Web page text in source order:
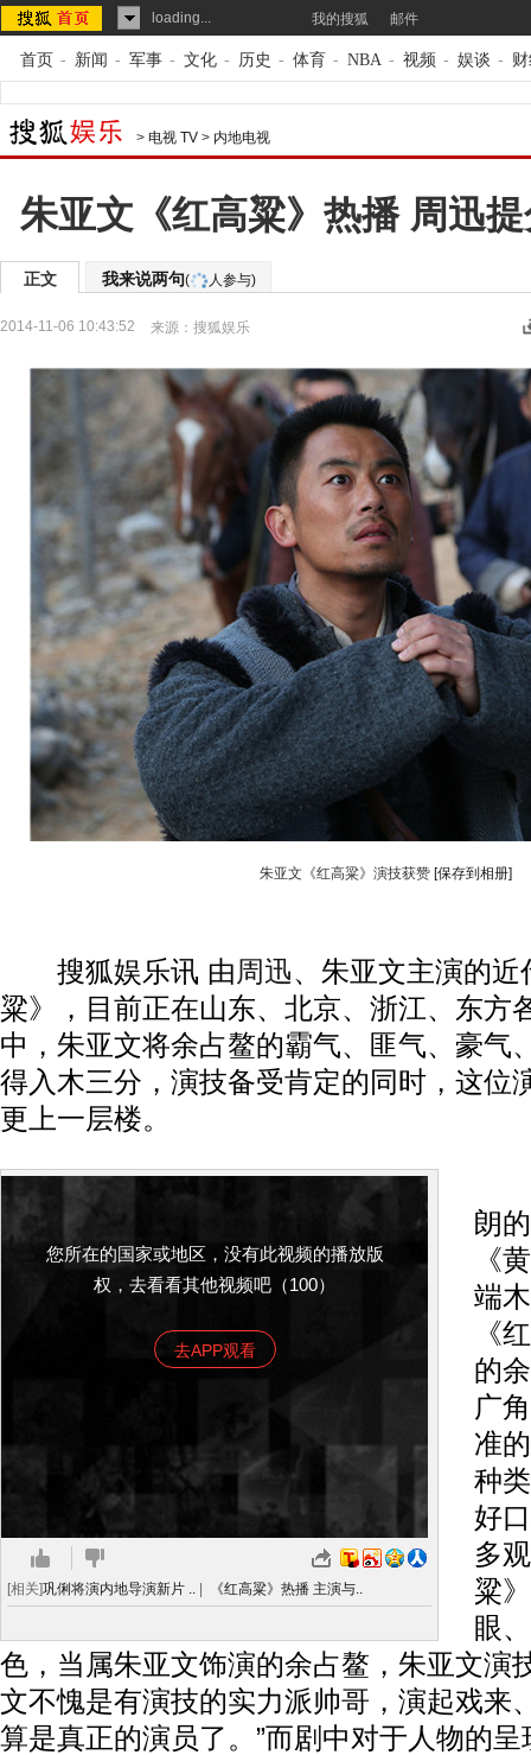
loading... 我的搜狐 邮件
首页 - 新闻 - 军事 - 文化 - 历史 - 体育 - NBA - 视频 - 娱谈 -
> 电视 TV > 内地电视
朱亚文《红高粱》热播 周迅
正文 我来说两句( 人参与)
2014-11-06 10:43:52 来源： 搜狐娱乐
朱亚文《红高粱》演技获赞 [保存到相册]
搜狐娱乐讯 由周迅、朱亚文主演的
粱》，目前正在山东、北京、浙江、东方
中，朱亚文将余占鳌的霸气、匪气、豪气
得入木三分，演技备受肯定的同时，这位
更上一层楼。
您所在的国家或地区，没有此视频的播放版
权，去看看其他视频吧（100）
去APP观看
[相关]巩俐将演内地导演新片 .. 《红高粱》热播 主演与..
朗
《
端
《
的
广
准
种
好
多
粱
眼
色，当属朱亚文饰演的余占鳌，朱亚文演
文不愧是有演技的实力派帅哥，演起戏来
算是真正的演员了。”而剧中对于人物的